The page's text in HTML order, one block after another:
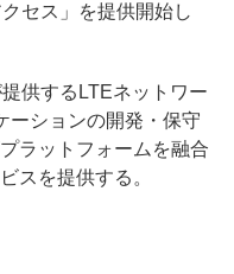
セス」を提供開始し
供するLTEネットワー
ーションの開発・保守
ラットフォームを融合
スを提供する。